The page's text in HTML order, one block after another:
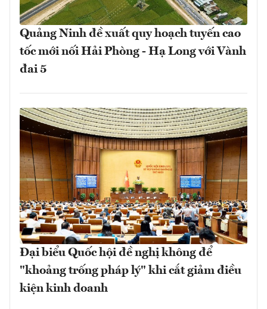
Quảng Ninh đề xuất quy hoạch tuyến cao
tốc mới nối Hải Phòng - Hạ Long với Vành
đai 5
Đại biểu Quốc hội đề nghị không để
"khoảng trống pháp lý" khi cắt giảm điều
kiện kinh doanh